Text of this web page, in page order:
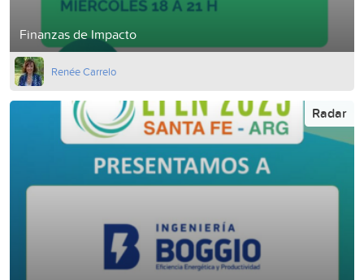
Finanzas de Impacto
Renée Carrelo
Radar